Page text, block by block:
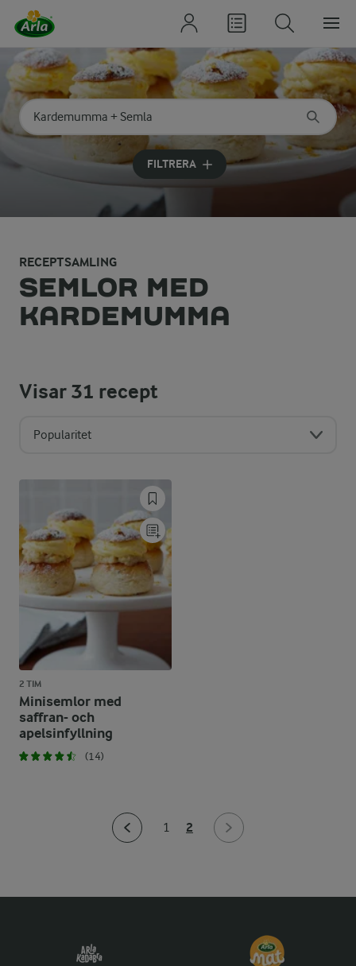
Sök på kategori eller ingrediens
Skriv in sökord för att få förslag
FILTRERA
RECEPTSAMLING
SEMLOR MED
KARDEMUMMA
Visar31 recept
Popularitet
2 TIM
Minisemlor med
saffran- och
apelsinfyllning
(14)
1 2